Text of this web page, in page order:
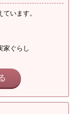
います。
家ぐらし